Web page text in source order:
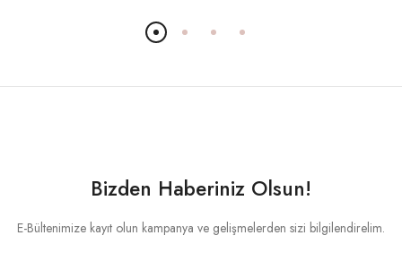
Bizden Haberiniz Olsun!
E-Bültenimize kayıt olun kampanya ve gelişmelerden sizi bilgilendirelim.